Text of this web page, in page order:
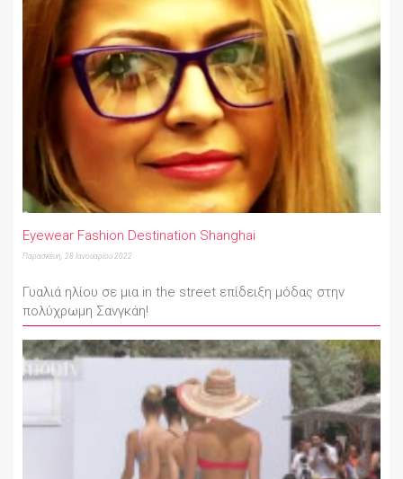
Eyewear Fashion Destination Shanghai
Παρασκευή, 28 Ιανουαρίου 2022
Γυαλιά ηλίου σε μια in the street επίδειξη μόδας στην
πολύχρωμη Σανγκάη!